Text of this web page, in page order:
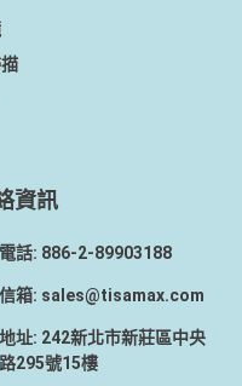
資訊
電話: 886-2-89903188
信箱: sales@tisamax.com
地址: 242新北市新莊區中央
路295號15樓